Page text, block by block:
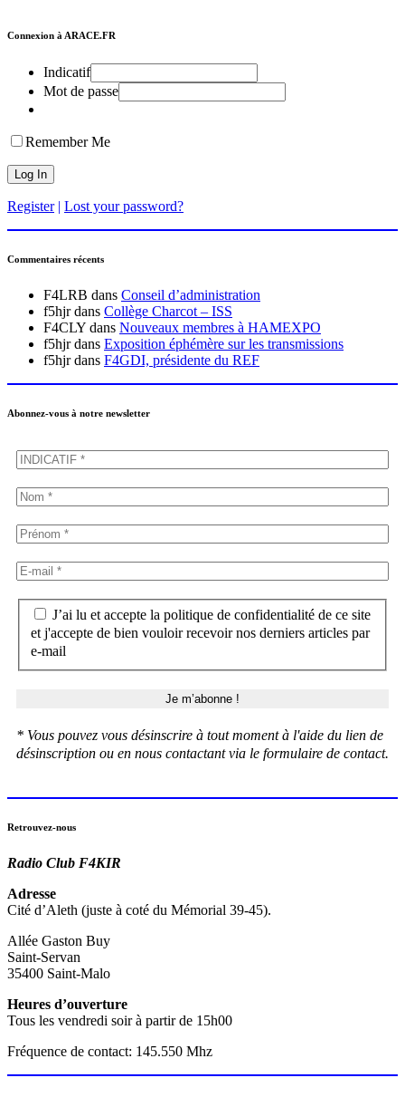
Connexion à ARACE.FR
Indicatif
Mot de passe
Remember Me
Register| Lost your password?
Commentaires récents
F4LRB dans Conseil d’administration
f5hjrdans Collège Charcot – ISS
F4CLY dans Nouveaux membres à HAMEXPO
f5hjrdans Exposition éphémère sur les transmissions
f5hjrdans F4GDI, présidente du REF
Abonnez-vous à notre newsletter
J’ai lu et accepte la politique de confidentialité de ce site
et j'accepte de bien vouloir recevoir nos derniers articles par
e-mail
* Vous pouvez vous désinscrire à tout moment à l'aide du lien de
désinscription ou en nous contactant via le formulaire de contact.
Retrouvez-nous
Radio Club F4KIR
Adresse
Cité d’Aleth (juste à coté du Mémorial 39-45).
Allée Gaston Buy
Saint-Servan
35400 Saint-Malo
Heures d’ouverture
Tous les vendredi soir à partir de 15h00
Fréquence de contact: 145.550 Mhz